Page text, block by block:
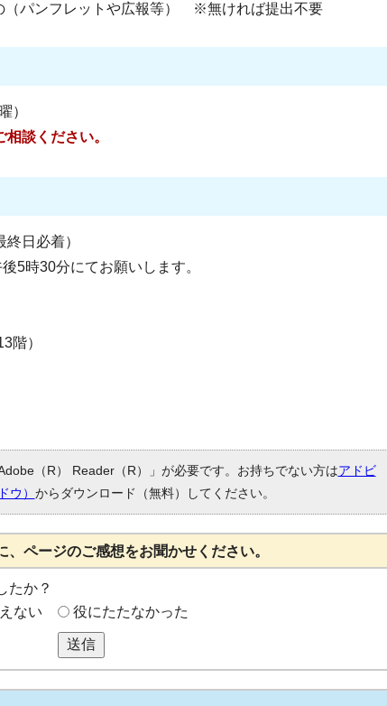
（パンフレットや広報等） ※無ければ提出不要
）
談ください。
日必着）
5時30分にてお願いします。
階）
（R） Reader（R）」が必要です。お持ちでない方はアドビ
ウ） からダウンロード（無料）してください。
ページのご感想をお聞かせください。
たか？
ない 役にたたなかった
送信